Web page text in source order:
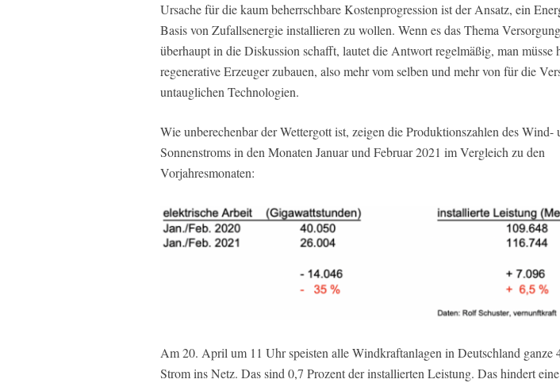
Ursache für die kaum beherrschbare Kostenprogression ist der Ansatz, ein
Basis von Zufallsenergie installieren zu wollen. Wenn es das Thema
überhaupt in die Diskussion schafft, lautet die Antwort regelmäßig, man müsse
regenerative Erzeuger zubauen, also mehr vom selben und mehr von für die
untauglichen Technologien.
Wie unberechenbar der Wettergott ist, zeigen die Produktionszahlen des Wind-
Sonnenstroms in den Monaten Januar und Februar 2021 im Vergleich zu den
Vorjahresmonaten:
Am 20. April um 11 Uhr speisten alle Windkraftanlagen in Deutschland ganze
Strom ins Netz. Das sind 0,7 Prozent der installierten Leistung. Das hindert